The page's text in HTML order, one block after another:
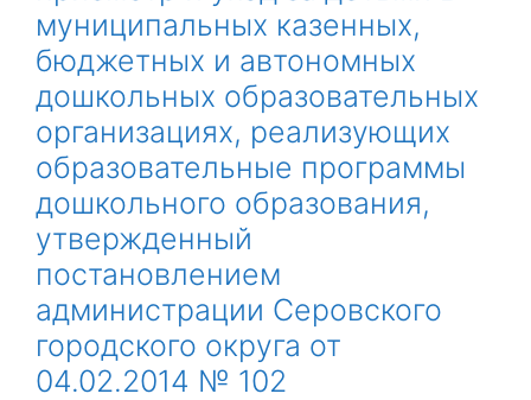
муниципальных казенных,
бюджетных и автономных
дошкольных образовательных
организациях, реализующих
образовательные программы
дошкольного образования,
утвержденный
постановлением
администрации Серовского
городского округа от
04.02.2014 № 102